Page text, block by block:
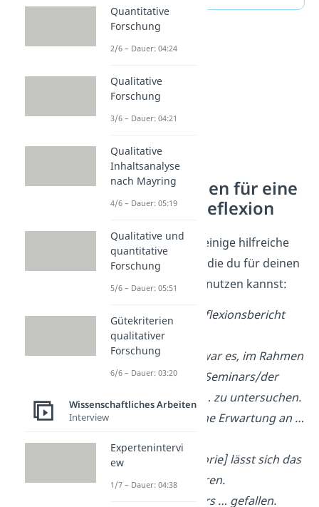
Formulierungen für eine
richtig gute Reflexion
Schau dir hier noch einige hilfreiche
Formulierungen
an, die du für deinen
Reflexionsbericht benutzen kannst:
Im folgenden Reflexionsbericht
geht es um …
Die Zielsetzung war es, im Rahmen
des Praktikums/Seminars/der
Gruppenarbeit, … zu untersuchen.
Meine anfängliche Erwartung an …
Laut [Autor/Theorie] lässt sich das
auf … zurückführen.
Mir hat besonders … gefallen.
Quantitative
Forschung
2/6 – Dauer: 04:24
Qualitative
Forschung
3/6 – Dauer: 04:21
Qualitative
Inhaltsanalyse
nach Mayring
4/6 – Dauer: 05:19
Qualitative und
quantitative
Forschung
5/6 – Dauer: 05:51
Gütekriterien
qualitativer
Forschung
6/6 – Dauer: 03:20
Wissenschaftliches Arbeiten
Interview
Expertenintervi
ew
1/7 – Dauer: 04:38